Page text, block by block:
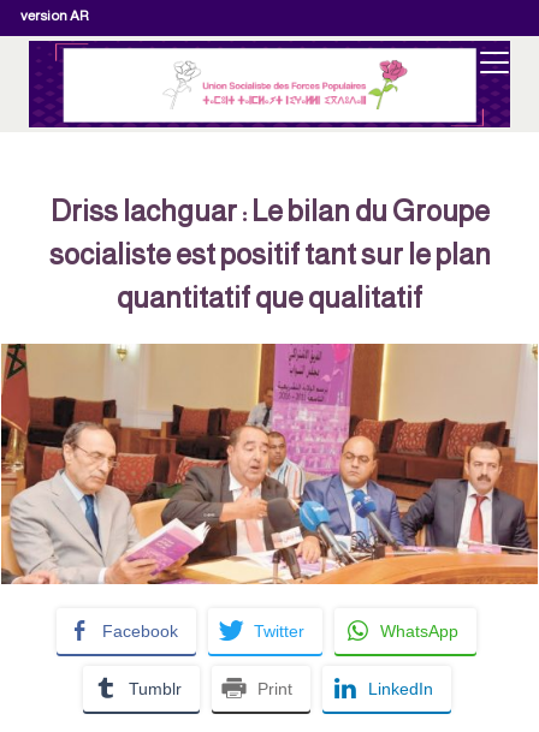
version AR
Driss lachguar : Le bilan du Groupe
socialiste est positif tant sur le plan
quantitatif que qualitatif
Facebook Twitter WhatsApp
Tumblr Print LinkedIn